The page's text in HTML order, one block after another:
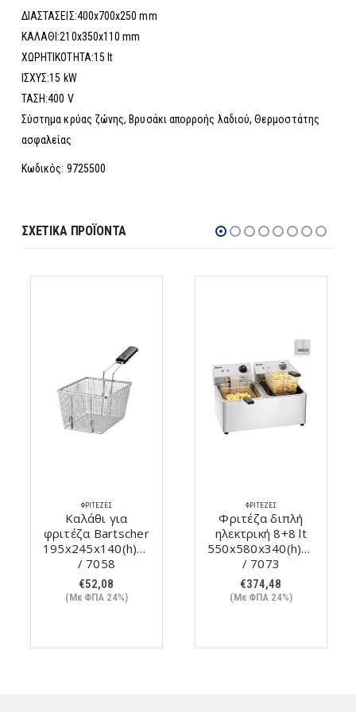
ΔΙΑΣΤΑΣΕΙΣ:400x700x250 mm
ΚΑΛΑΘΙ:210x350x110 mm
ΧΩΡΗΤΙΚΟΤΗΤΑ:15 lt
ΙΣΧΥΣ:15 kW
ΤΑΣΗ:400 V
Σύστημα κρύας ζώνης, Βρυσάκι απορροής λαδιού, Θερμοστάτης
ασφαλείας
Κωδικός: 9725500
ΣΧΕΤΙΚΆ ΠΡΟΪΌΝΤΑ
ΦΡΙΤΈΖΕΣ
Καλάθι για
φριτέζα Bartscher
195x245x140(h)mm
/ 7058
€52,08
(Με ΦΠΑ 24%)
ΦΡΙΤΈΖΕΣ
Φριτέζα διπλή
ηλεκτρική 8+8 lt
550x580x340(h)mm
/ 7073
€374,48
(Με ΦΠΑ 24%)